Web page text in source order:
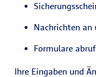
Nachrichten an
Formulare
Ihre Eingaben und